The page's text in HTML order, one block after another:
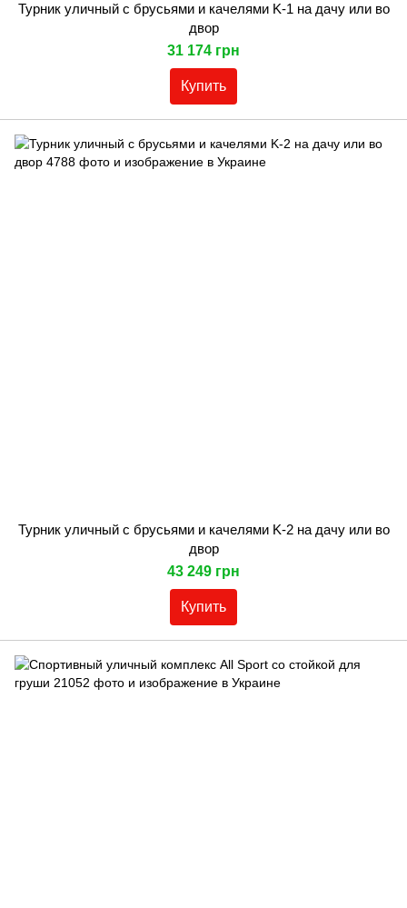
Турник уличный с брусьями и качелями K-1 на дачу или во
двор
31 174 грн
Купить
Турник уличный с брусьями и качелями K-2 на дачу или во
двор
43 249 грн
Купить